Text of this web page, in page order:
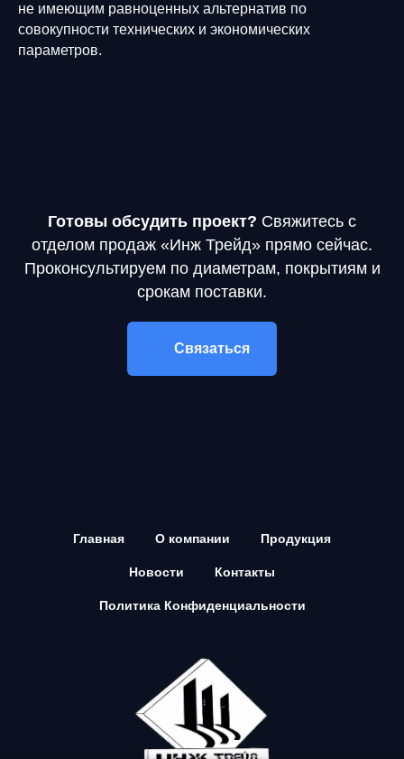
не имеющим равноценных альтернатив по
совокупности технических и экономических
параметров.
Готовы обсудить проект? Свяжитесь с
отделом продаж «Инж Трейд» прямо сейчас.
Проконсультируем по диаметрам, покрытиям и
срокам поставки.
Связаться
Главная О компании Продукция
Новости Контакты
Политика Конфиденциальности